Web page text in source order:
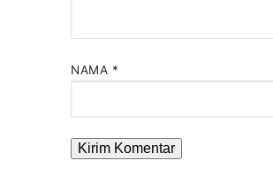
NAMA *